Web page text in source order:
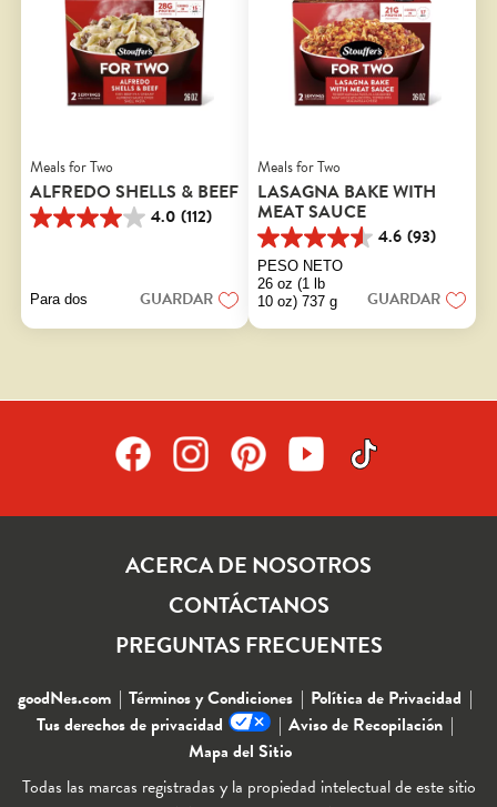
Meals for Two
ALFREDO SHELLS & BEEF
4.0 (112)
4.0
112
Para dos GUARDAR
Meals for Two
LASAGNA BAKE WITH
MEAT SAUCE
4.6 (93)
4.6
de
5
estrellas.
reseñas
PESO NETO
26 oz (1 lb
10 oz) 737 g
GUARDAR
ACERCA DE NOSOTROS
CONTÁCTANOS
PREGUNTAS FRECUENTES
goodNes.com Términos y Condiciones
Política de Privacidad
Tus derechos de privacidad
Aviso de Recopilación
Mapa del Sitio
Todas las marcas registradas y la propiedad intelectual de este sitio